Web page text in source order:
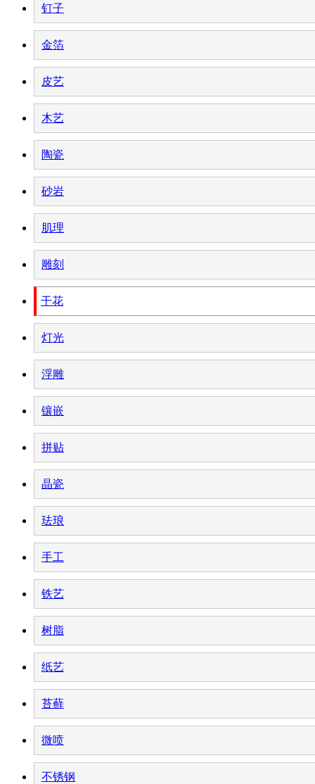
钉子
金箔
皮艺
木艺
陶瓷
砂岩
肌理
雕刻
干花
灯光
浮雕
镶嵌
拼贴
晶瓷
珐琅
手工
铁艺
树脂
纸艺
苔藓
微喷
不锈钢